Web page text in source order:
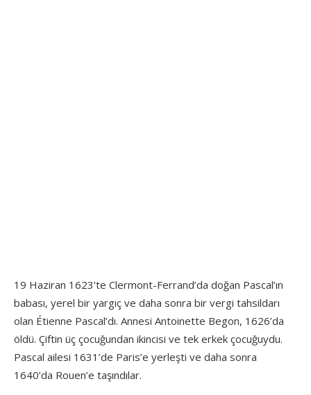
19 Haziran 1623’te Clermont-Ferrand’da doğan Pascal’ın
babası, yerel bir yargıç ve daha sonra bir vergi tahsildarı
olan Étienne Pascal’dı. Annesi Antoinette Begon, 1626’da
öldü. Çiftin üç çocuğundan ikincisi ve tek erkek çocuğuydu.
Pascal ailesi 1631’de Paris’e yerleşti ve daha sonra
1640’da Rouen’e taşındılar.